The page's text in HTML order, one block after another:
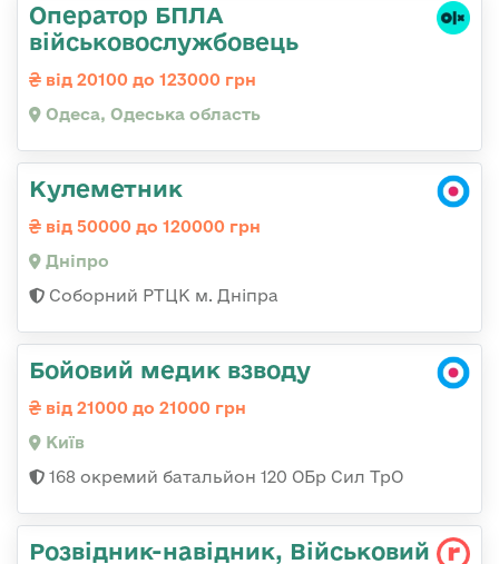
Оператор БПЛА
військовослужбовець
від 20100 до 123000 грн
Одеса, Одеська область
Кулеметник
від 50000 до 120000 грн
Дніпро
Соборний РТЦК м. Дніпра
Бойовий медик взводу
від 21000 до 21000 грн
Київ
168 окремий батальйон 120 ОБр Cил ТрО
Розвідник-навідник, Військовий